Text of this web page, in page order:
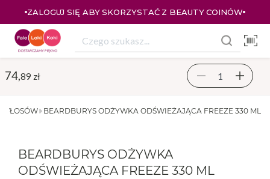
ZALOGUJ SIĘ ABY SKORZYSTAĆ Z BEAUTY COINÓW
BEARDBURYS ODŻYWKA ODŚWIEŻAJĄCA FREEZE 330 ML
BEARDBURYS ODŻYWKA
ODŚWIEŻAJĄCA FREEZE 330 ML
74, 89 zł